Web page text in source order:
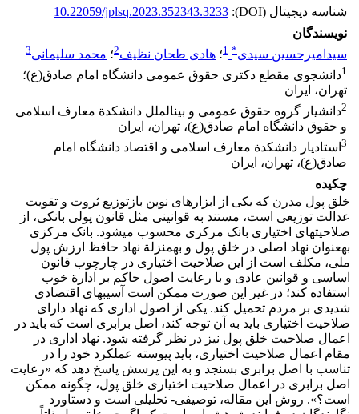
شناسه دیجیتال (DOI):
10.22059/jplsq.2023.352343.3233
نویسندگان
سیدامیرحسین سیدی*
1؛ هادی طحان نظیف2؛ محمد سلیمانی3
1دانشجوی مقطع دکتری حقوق عمومی دانشگاه امام صادق(ع)؛
تهران، ایران
2دانشیار گروه حقوق عمومی و بین‏الملل دانشکدة معارف اسلامی
و حقوق دانشگاه امام صادق(ع)، تهران، ایران
3 استادیار دانشکدة معارف اسلامی و اقتصاد دانشگاه امام
صادق(ع)، تهران، ایران
چکیده
خلق پول مدرن که یکی از ابزارهای نوین بازتوزیع ثروت و تقویت
عدالت توزیعی است، مستند به قوانینی مثل قانون پولی بانکی، از
صلاحیت‏های اختیاری بانک مرکزی محسوب می‏شود. بانک مرکزی
به‏عنوان نهاد اصلی در خلق پول و به‏منزلة نهاد حافظ ارزش پول
ملی، مکلف است از این صلاحیت اختیاری در چارچوب قانون
اساسی و قوانین عادی و با رعایت اصول حاکم بر ادارة خوب
استفاده کند؛ در غیر این صورت ممکن است آسیب‏های اقتصادی
شدیدی بر مردم تحمیل کند. یکی از اصول اداری که نهاد دارای
صلاحیت اختیاری باید به آن توجه کند، اصل برابری است که باید در
اعمال صلاحیت خلق پول نیز در نظر گرفته شود. نهاد اداری در
مقام اعمال صلاحیت اختیاری، باید پیوسته عملکرد خود را در
تناسب با اصل برابری بسنجد و به این پرسش پاسخ دهد که «رعایت
اصل برابری در اعمال صلاحیت اختیاری خلق پول، چگونه ممکن
است؟». روش این مقاله، توصیفی- تحلیلی است و دستاورد